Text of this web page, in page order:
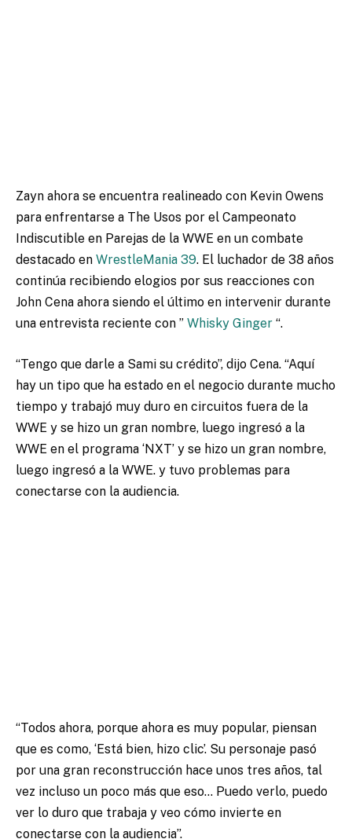
Zayn ahora se encuentra realineado con Kevin Owens
para enfrentarse a The Usos por el Campeonato
Indiscutible en Parejas de la WWE en un combate
destacado en WrestleMania 39. El luchador de 38 años
continúa recibiendo elogios por sus reacciones con
John Cena ahora siendo el último en intervenir durante
una entrevista reciente con ” Whisky Ginger “.
“Tengo que darle a Sami su crédito”, dijo Cena. “Aquí
hay un tipo que ha estado en el negocio durante mucho
tiempo y trabajó muy duro en circuitos fuera de la
WWE y se hizo un gran nombre, luego ingresó a la
WWE en el programa ‘NXT’ y se hizo un gran nombre,
luego ingresó a la WWE. y tuvo problemas para
conectarse con la audiencia.
“Todos ahora, porque ahora es muy popular, piensan
que es como, ‘Está bien, hizo clic’. Su personaje pasó
por una gran reconstrucción hace unos tres años, tal
vez incluso un poco más que eso… Puedo verlo, puedo
ver lo duro que trabaja y veo cómo invierte en
conectarse con la audiencia”.